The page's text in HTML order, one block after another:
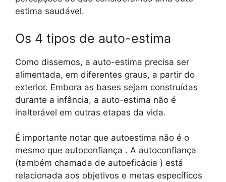
estima saudável.
Os 4 tipos de auto-estima
Como dissemos, a auto-estima precisa ser
alimentada, em diferentes graus, a partir do
exterior. Embora as bases sejam construídas
durante a infância, a auto-estima não é
inalterável em outras etapas da vida.
É importante notar que autoestima não é o
mesmo que autoconfiança . A autoconfiança
(também chamada de autoeficácia ) está
relacionada aos objetivos e metas específicos